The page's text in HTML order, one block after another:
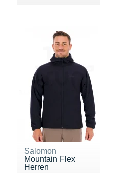
Salomon
Mountain Flex
Herren